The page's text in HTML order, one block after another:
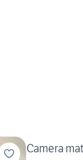
Camera